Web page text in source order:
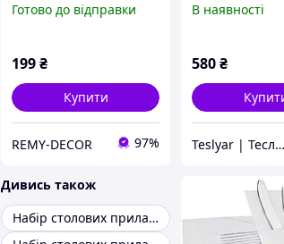
для кафе, ресторанів
Готово до відправки
199₴
Купити
REMY-DECOR 97%
TESLYAR 40х40
В наявності
580₴
Teslyar | Тесляр | Все для дому | Подарунки | Гурт
Дивись також
Набір столових приладів 6 персон